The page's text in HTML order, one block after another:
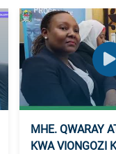
MHE. QWARAY
KWA VIONGOZI